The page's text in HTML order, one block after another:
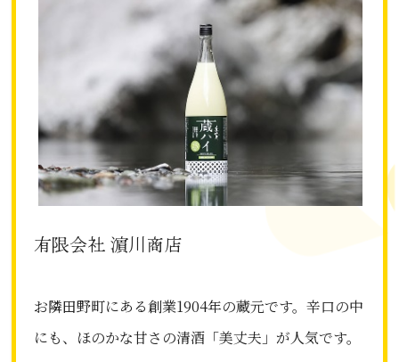
有限会社 濵川商店
お隣田野町にある創業1904年の蔵元です。辛口の中
にも、ほのかな甘さの清酒「美丈夫」が人気です。